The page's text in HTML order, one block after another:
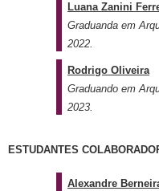
Luana Zanini
Graduanda em
2022.
Rodrigo Oliveira
Graduando em
2023.
ESTUDANTES
A lexandre